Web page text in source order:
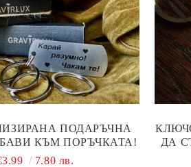
ПОДАРЪЧНА
КЪМ ПОРЪЧКАТА!
7.80 лв.
ДА